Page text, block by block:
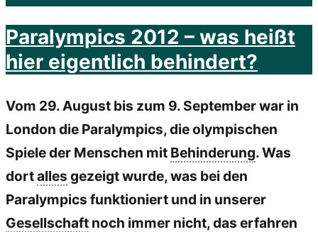
Paralympics 2012 – was heißt
hier eigentlich behindert?
Vom 29. August bis zum 9. September war in
London die Paralympics, die olympischen
Spiele der Menschen mit Behinderung. Was
dortalles gezeigt wurde, was bei den
Paralympics funktioniert und in unserer
Gesellschaft noch immer nicht, das erfahren